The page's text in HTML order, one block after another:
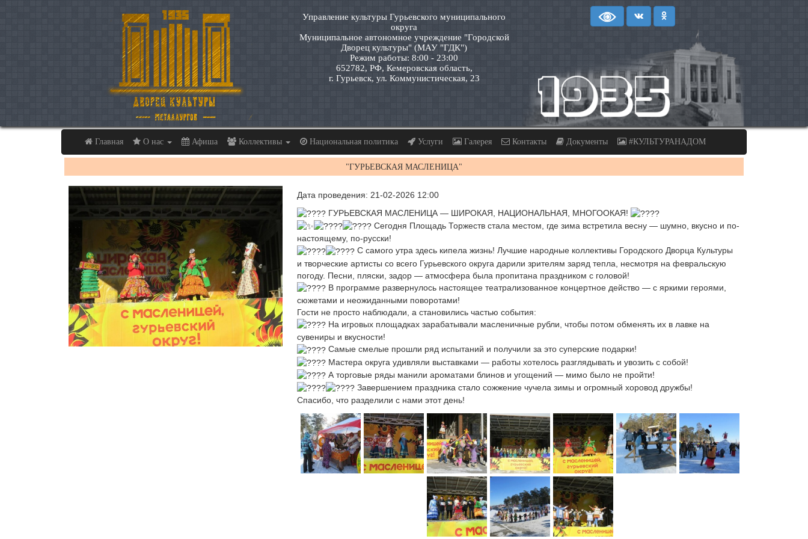
Управление культуры Гурьевского муниципального
округа
Муниципальное автономное учреждение "Городской
Дворец культуры" (МАУ "ГДК")
Режим работы: 8:00 - 23:00
652782, РФ, Кемеровская область,
г. Гурьевск, ул. Коммунистическая, 23
Главная О нас Афиша Коллективы Национальная политика Услуги Галерея Контакты Документы #КУЛЬТУРАНАДОМ
"ГУРЬЕВСКАЯ МАСЛЕНИЦА"
Дата проведения: 21-02-2026 12:00
ГУРЬЕВСКАЯ МАСЛЕНИЦА — ШИРОКАЯ, НАЦИОНАЛЬНАЯ, МНОГООКАЯ!
Сегодня Площадь Торжеств стала местом, где зима встретила весну — шумно, вкусно и по-
настоящему, по-русски!
С самого утра здесь кипела жизнь! Лучшие народные коллективы Городского Дворца Культуры
и творческие артисты со всего Гурьевского округа дарили зрителям заряд тепла, несмотря на февральскую
погоду. Песни, пляски, задор — атмосфера была пропитана праздником с головой!
В программе развернулось настоящее театрализованное концертное действо — с яркими героями,
сюжетами и неожиданными поворотами!
Гости не просто наблюдали, а становились частью события:
На игровых площадках зарабатывали масленичные рубли, чтобы потом обменять их в лавке на
сувениры и вкусности!
Самые смелые прошли ряд испытаний и получили за это суперские подарки!
Мастера округа удивляли выставками — работы хотелось разглядывать и увозить с собой!
А торговые ряды манили ароматами блинов и угощений — мимо было не пройти!
Завершением праздника стало сожжение чучела зимы и огромный хоровод дружбы!
Спасибо, что разделили с нами этот день!